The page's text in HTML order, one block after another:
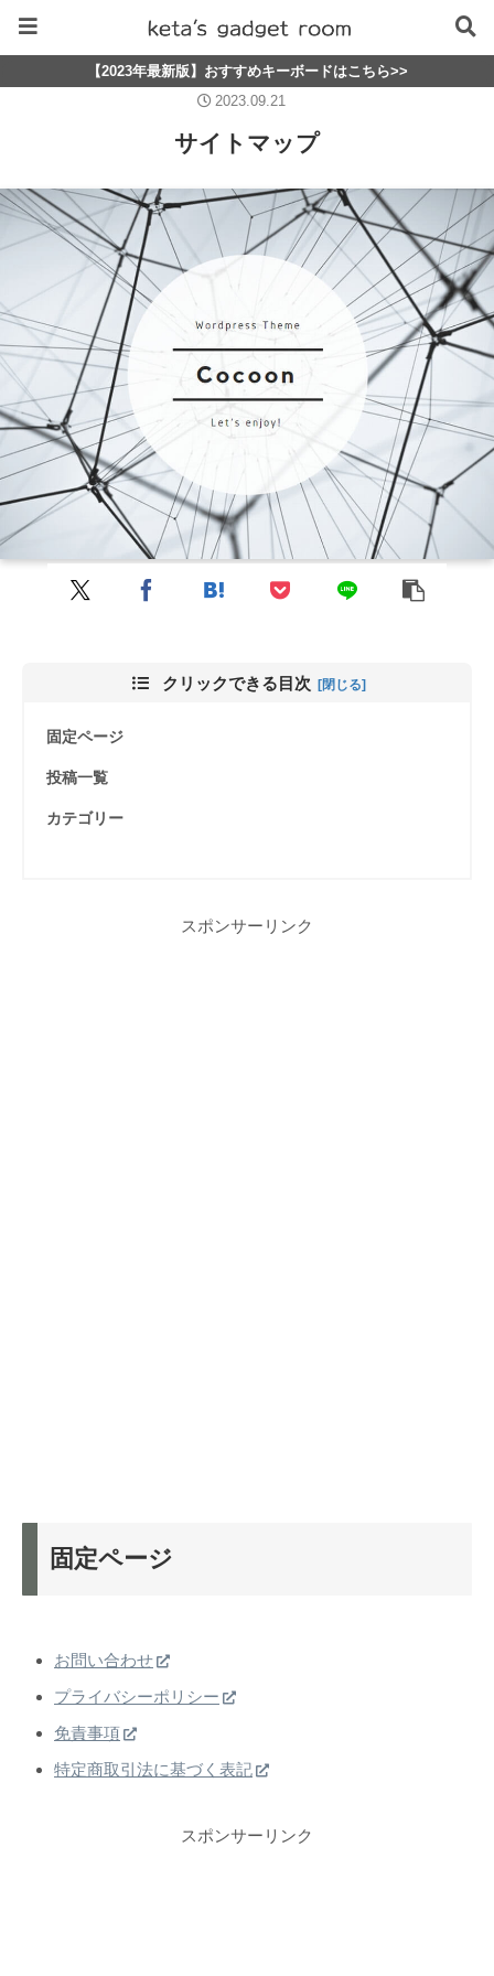
【2023年最新版】おすすめキーボードはこちら>>
サイトマップ
2023.09.21
クリックできる目次
固定ページ
投稿一覧
カテゴリー
スポンサーリンク
固定ページ
お問い合わせ
プライバシーポリシー
免責事項
特定商取引法に基づく表記
スポンサーリンク